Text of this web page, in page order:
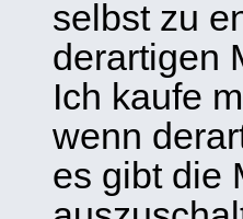
selbst zu
derartigen
Ich kaufe
wenn
es gibt die